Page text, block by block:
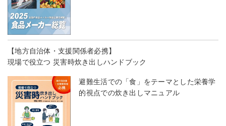
【地方自治体・支援関係者必携】
現場で役立つ 災害時炊き出しハンドブック
避難生活での「食」をテーマとした栄養学
的視点での炊き出しマニュアル